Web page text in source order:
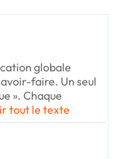
globale
faire. Un seul
». Chaque
tout le texte